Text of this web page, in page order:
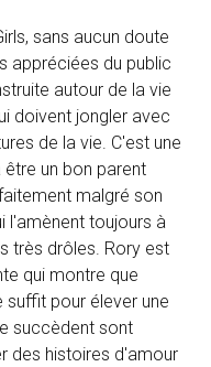
sans aucun doute
appréciées du public
autour de la vie
doivent jongler avec
de la vie. C'est une
un bon parent
malgré son
l'amènent toujours à
très drôles. Rory est
qui montre que
suffit pour élever une
succèdent sont
des histoires d'amour